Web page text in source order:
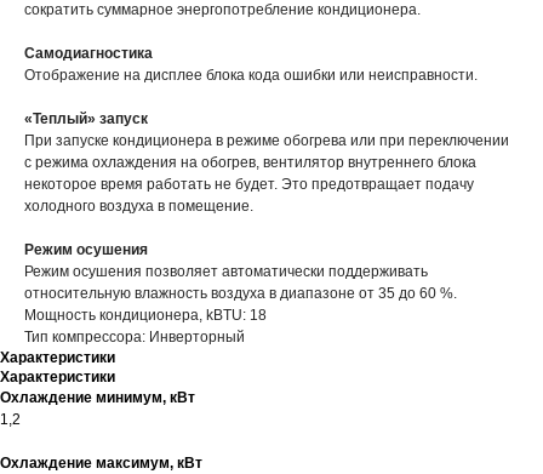
сократить суммарное энергопотребление кондиционера.
Самодиагностика
Отображение на дисплее блока кода ошибки или неисправности.
«Теплый» запуск
При запуске кондиционера в режиме обогрева или при переключении
с режима охлаждения на обогрев, вентилятор внутреннего блока
некоторое время работать не будет. Это предотвращает подачу
холодного воздуха в помещение.
Режим осушения
Режим осушения позволяет автоматически поддерживать
относительную влажность воздуха в диапазоне от 35 до 60 %.
Мощность кондиционера, kBTU: 18
Тип компрессора: Инверторный
Характеристики
Характеристики
Охлаждение минимум, кВт
1,2
Охлаждение максимум, кВт